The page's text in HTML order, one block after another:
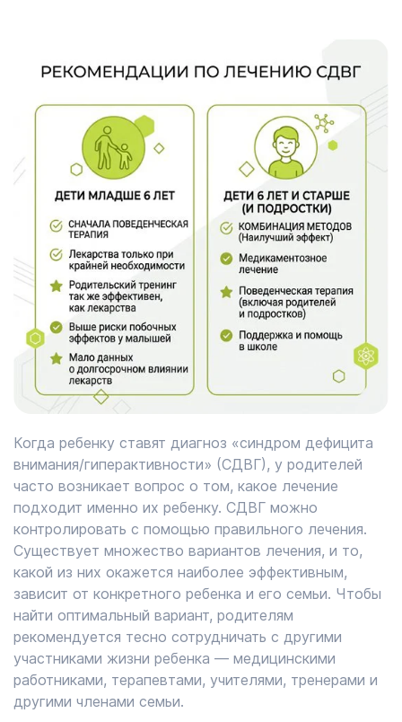
Когда ребенку ставят диагноз «синдром дефицита
внимания/гиперактивности» (СДВГ), у родителей
часто возникает вопрос о том, какое лечение
подходит именно их ребенку. СДВГ можно
контролировать с помощью правильного лечения.
Существует множество вариантов лечения, и то,
какой из них окажется наиболее эффективным,
зависит от конкретного ребенка и его семьи. Чтобы
найти оптимальный вариант, родителям
рекомендуется тесно сотрудничать с другими
участниками жизни ребенка — медицинскими
работниками, терапевтами, учителями, тренерами и
другими членами семьи.